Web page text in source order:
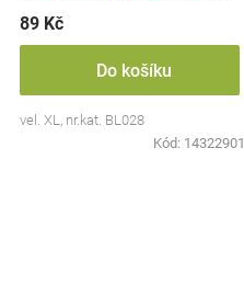
89 Kč
Do košíku
vel. XL, nr.kat. BL028
Kód: 14322901